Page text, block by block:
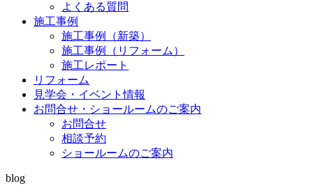
よくある質問
施工事例
施工事例（新築）
施工事例（リフォーム）
施工レポート
リフォーム
見学会・イベント情報
お問合せ・ショールームのご案内
お問合せ
相談予約
ショールームのご案内
blog